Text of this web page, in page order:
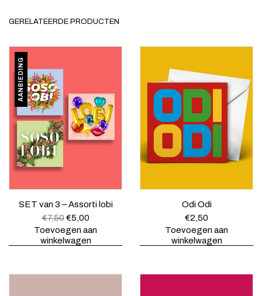
GERELATEERDE PRODUCTEN
AANBIEDING
SET van 3 – Assorti lobi
€7,50 O
o
r
s
€5,00H
u
i
d
Toevoegen aan
winkelwagen
Odi Odi
€2,50
Toevoegen aan
winkelwagen